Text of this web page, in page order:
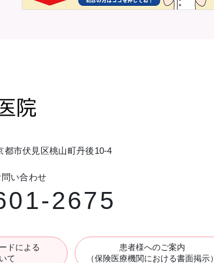
市伏見区桃山町丹後10-4
い合わせ
2675
ドによる
て
患者様へのご案内
（保険医療機関における書面掲示）